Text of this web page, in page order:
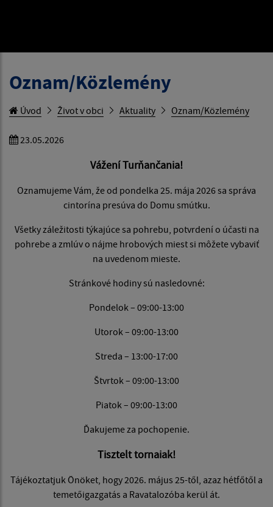
Oznam/Közlemény
Úvod Život v obci Aktuality Oznam/Közlemény
23.05.2026
Vážení Turňančania!
Oznamujeme Vám, že od pondelka 25. mája 2026 sa správa
cintorína presúva do Domu smútku.
Všetky záležitosti týkajúce sa pohrebu, potvrdení o účasti na
pohrebe a zmlúv o nájme hrobových miest si môžete vybaviť
na uvedenom mieste.
Stránkové hodiny sú nasledovné:
Pondelok – 09:00-13:00
Utorok – 09:00-13:00
Streda – 13:00-17:00
Štvrtok – 09:00-13:00
Piatok – 09:00-13:00
Ďakujeme za pochopenie.
Tisztelt tornaiak!
Tájékoztatjuk Önöket, hogy 2026. május 25-től, azaz hétfőtől a
temetőigazgatás a Ravatalozóba kerül át.